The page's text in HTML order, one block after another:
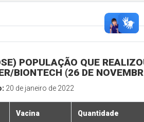
POPULAÇÃO QUE
BIONTECH (26 DE
20 de janeiro de 2022
Vacina Quantidade